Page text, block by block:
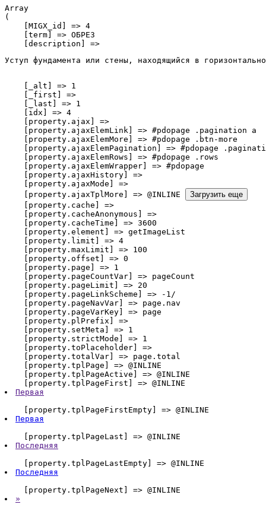
Array
(
    [MIGX_id] => 4
    [term] => ОБРЕЗ
    [description] =>
Уступ фундамента или стены, находящийся в
    [_alt] => 1
    [_first] =>
    [_last] => 1
    [idx] => 4
    [property.ajax] =>
    [property.ajaxElemLink] => #pdopage .pagination a
    [property.ajaxElemMore] => #pdopage .btn-more
[property.ajaxElemPagination] => #pdopage
    [property.ajaxElemRows] => #pdopage .rows
    [property.ajaxElemWrapper] => #pdopage
    [property.ajaxHistory] =>
    [property.ajaxMode] =>
    [property.ajaxTplMore] => @INLINE
Загрузить еще
    [property.cache] =>
    [property.cacheAnonymous] =>
    [property.cacheTime] => 3600
    [property.element] => getImageList
    [property.limit] => 4
    [property.maxLimit] => 100
    [property.offset] => 0
    [property.page] => 1
    [property.pageCountVar] => pageCount
    [property.pageLimit] => 20
    [property.pageLinkScheme] => -1/
    [property.pageNavVar] => page.nav
    [property.pageVarKey] => page
    [property.plPrefix] =>
    [property.setMeta] => 1
    [property.strictMode] => 1
    [property.toPlaceholder] =>
    [property.totalVar] => page.total
    [property.tplPage] => @INLINE
    [property.tplPageActive] => @INLINE
    [property.tplPageFirst] => @INLINE
Первая
    [property.tplPageFirstEmpty] => @INLINE
Первая
    [property.tplPageLast] => @INLINE
Последняя
    [property.tplPageLastEmpty] => @INLINE
Последняя
    [property.tplPageNext] => @INLINE
»